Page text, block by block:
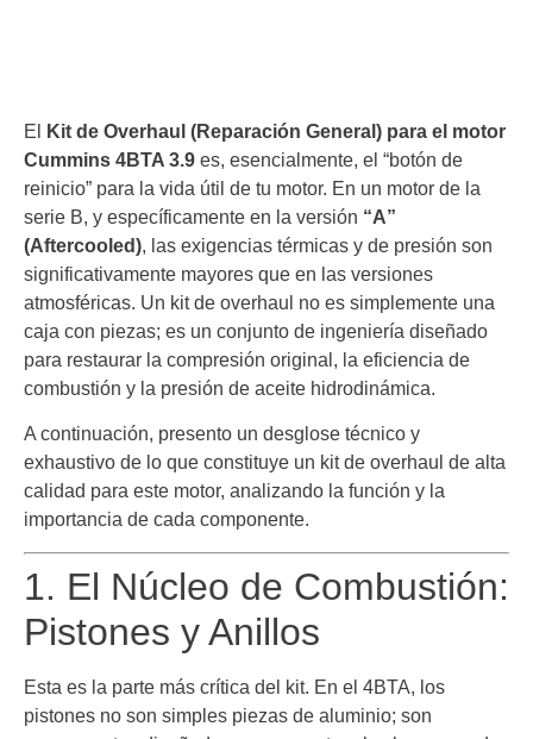
El
Kit de Overhaul (Reparación General) para el motor
Cummins 4BTA 3.9 es, esencialmente, el “botón de
reinicio” para la vida útil de tu motor. En un motor de la
serie B, y específicamente en la versión “A”
(Aftercooled), las exigencias térmicas y de presión son
significativamente mayores que en las versiones
atmosféricas. Un kit de overhaul no es simplemente una
caja con piezas; es un conjunto de ingeniería diseñado
para restaurar la compresión original, la eficiencia de
combustión y la presión de aceite hidrodinámica.
A continuación, presento un desglose técnico y
exhaustivo de lo que constituye un kit de overhaul de alta
calidad para este motor, analizando la función y la
importancia de cada componente.
1. El Núcleo de Combustión:
Pistones y Anillos
Esta es la parte más crítica del kit. En el 4BTA, los
pistones no son simples piezas de aluminio; son